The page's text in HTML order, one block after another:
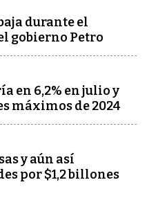
durante el
gobierno Petro
en 6,2% en julio y
máximos de 2024
y aún así
por $1,2 billones